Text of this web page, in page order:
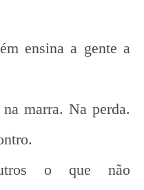
ensina a gente a
marra. Na perda.
o que não